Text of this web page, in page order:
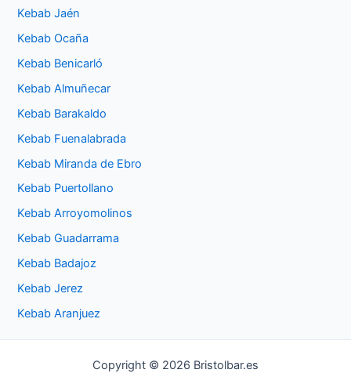
Kebab Jaén
Kebab Ocaña
Kebab Benicarló
Kebab Almuñecar
Kebab Barakaldo
Kebab Fuenalabrada
Kebab Miranda de Ebro
Kebab Puertollano
Kebab Arroyomolinos
Kebab Guadarrama
Kebab Badajoz
Kebab Jerez
Kebab Aranjuez
Copyright © 2026 Bristolbar.es